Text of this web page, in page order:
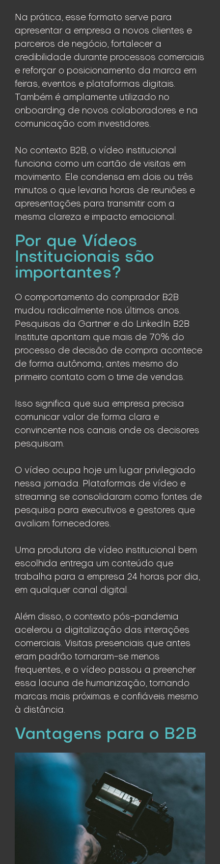
Na prática, esse formato serve para
apresentar a empresa a novos clientes e
parceiros de negócio, fortalecer a
credibilidade durante processos comerciais
e reforçar o posicionamento da marca em
feiras, eventos e plataformas digitais.
Também é amplamente utilizado no
onboarding de novos colaboradores e na
comunicação com investidores.
No contexto B2B, o vídeo institucional
funciona como um cartão de visitas em
movimento. Ele condensa em dois ou três
minutos o que levaria horas de reuniões e
apresentações para transmitir com a
mesma clareza e impacto emocional.
Por que Vídeos
Institucionais são
importantes?
O comportamento do comprador B2B
mudou radicalmente nos últimos anos.
Pesquisas da Gartner e do LinkedIn B2B
Institute apontam que mais de 70% do
processo de decisão de compra acontece
de forma autônoma, antes mesmo do
primeiro contato com o time de vendas.
Isso significa que sua empresa precisa
comunicar valor de forma clara e
convincente nos canais onde os decisores
pesquisam.
O vídeo ocupa hoje um lugar privilegiado
nessa jornada. Plataformas de vídeo e
streaming se consolidaram como fontes de
pesquisa para executivos e gestores que
avaliam fornecedores.
Uma produtora de vídeo institucional bem
escolhida entrega um conteúdo que
trabalha para a empresa 24 horas por dia,
em qualquer canal digital.
Além disso, o contexto pós-pandemia
acelerou a digitalização das interações
comerciais. Visitas presenciais que antes
eram padrão tornaram-se menos
frequentes, e o vídeo passou a preencher
essa lacuna de humanização, tornando
marcas mais próximas e confiáveis mesmo
à distância.
Vantagens para o B2B